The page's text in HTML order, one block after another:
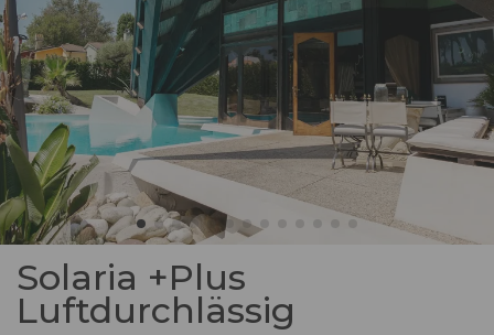
Solaria +Plus
Luftdurchlässig